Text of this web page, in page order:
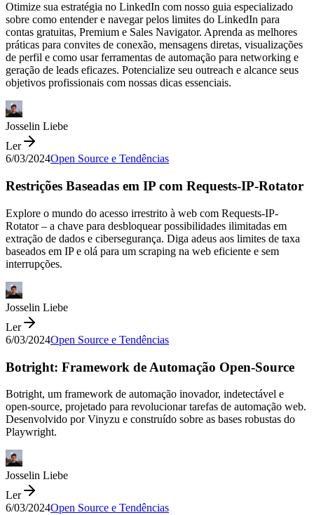
Otimize sua estratégia no LinkedIn com nosso guia especializado
sobre como entender e navegar pelos limites do LinkedIn para
contas gratuitas, Premium e Sales Navigator. Aprenda as melhores
práticas para convites de conexão, mensagens diretas, visualizações
de perfil e como usar ferramentas de automação para networking e
geração de leads eficazes. Potencialize seu outreach e alcance seus
objetivos profissionais com nossas dicas essenciais.
Josselin Liebe
Ler
6/03/2024Open Source e Tendências
Restrições Baseadas em IP com Requests-IP-Rotator
Explore o mundo do acesso irrestrito à web com Requests-IP-
Rotator – a chave para desbloquear possibilidades ilimitadas em
extração de dados e cibersegurança. Diga adeus aos limites de taxa
baseados em IP e olá para um scraping na web eficiente e sem
interrupções.
Josselin Liebe
Ler
6/03/2024Open Source e Tendências
Botright: Framework de Automação Open-Source
Botright, um framework de automação inovador, indetectável e
open-source, projetado para revolucionar tarefas de automação web.
Desenvolvido por Vinyzu e construído sobre as bases robustas do
Playwright.
Josselin Liebe
Ler
6/03/2024Open Source e Tendências